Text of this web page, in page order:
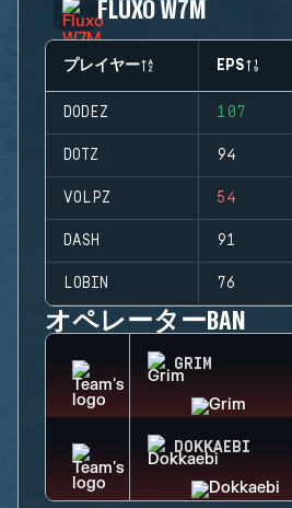
FLUXO W7M
プレイヤー EPS
DODEZ 107
DOTZ 94
VOLPZ 54
DASH 91
LOBIN 76
オペレーターBAN
GRIM
DOKKAEBI